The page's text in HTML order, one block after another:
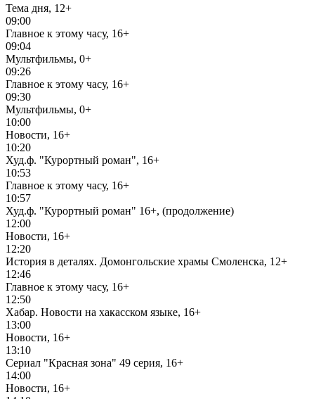
Тема дня, 12+
09:00
Главное к этому часу, 16+
09:04
Мультфильмы, 0+
09:26
Главное к этому часу, 16+
09:30
Мультфильмы, 0+
10:00
Новости, 16+
10:20
Худ.ф. "Курортный роман", 16+
10:53
Главное к этому часу, 16+
10:57
Худ.ф. "Курортный роман" 16+, (продолжение)
12:00
Новости, 16+
12:20
История в деталях. Домонгольские храмы Смоленска, 12+
12:46
Главное к этому часу, 16+
12:50
Хабар. Новости на хакасском языке, 16+
13:00
Новости, 16+
13:10
Сериал "Красная зона" 49 серия, 16+
14:00
Новости, 16+